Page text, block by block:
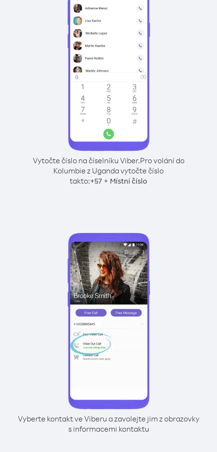
Vytočte číslo na číselníku Viber.Pro volání do
Kolumbie z Uganda vytočte číslo
takto:+57 + Místní číslo
Vyberte kontakt ve Viberu a zavolejte jim z obrazovky
s informacemi kontaktu